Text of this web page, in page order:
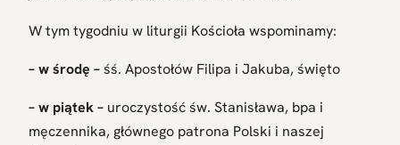
W tym tygodniu w liturgii Kościoła wspominamy:
– w środę –śś. Apostołów Filipa i Jakuba, święto
–w piątek – uroczystość św. Stanisława, bpa i
męczennika, głównego patrona Polski i naszej